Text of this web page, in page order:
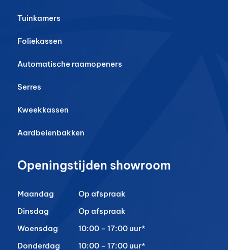
Tuinkamers
Foliekassen
Automatische raamopeners
Serres
Kweekkassen
Aardbeienbakken
Openingstijden showroom
Maandag
Op afspraak
Dinsdag
Op afspraak
Woensdag
10:00 – 17:00 uur*
Donderdag
10:00 – 17:00 uur*